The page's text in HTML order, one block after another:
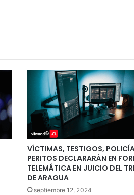
VÍCTIMAS, TESTIGOS,
PERITOS DECLARARÁN EN
TELEMÁTICA EN JUICIO DEL
DE ARAGUA
septiembre 12, 2024